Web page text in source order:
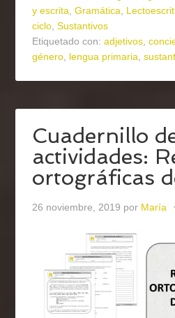
y escrita,Gramática,
ciclo,Sustantivos
Etiquetado con:adjetivos,
género, lengua primaria,
Cuadernillo
actividades:
ortográficas
26 noviembre, 2019 por María